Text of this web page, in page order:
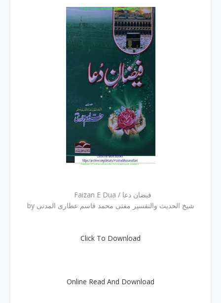
Faizan E Dua / فیضان دعا
by شیخ الحدیث والتفسیر مفتی محمد قاسم عطاری المدنی
Click To Download
Online Read And Download